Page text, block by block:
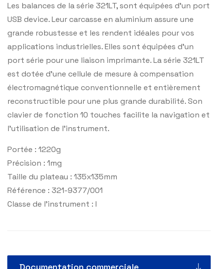
Les balances de la série 321LT, sont équipées d’un port
USB device. Leur carcasse en aluminium assure une
grande robustesse et les rendent idéales pour vos
applications industrielles. Elles sont équipées d’un
port série pour une liaison imprimante. La série 321LT
est dotée d’une cellule de mesure à compensation
électromagnétique conventionnelle et entièrement
reconstructible pour une plus grande durabilité. Son
clavier de fonction 10 touches facilite la navigation et
l’utilisation de l’instrument.
Portée : 1220g
Précision : 1mg
Taille du plateau : 135x135mm
Référence : 321-9377/001
Classe de l’instrument : I
Documentation commerciale